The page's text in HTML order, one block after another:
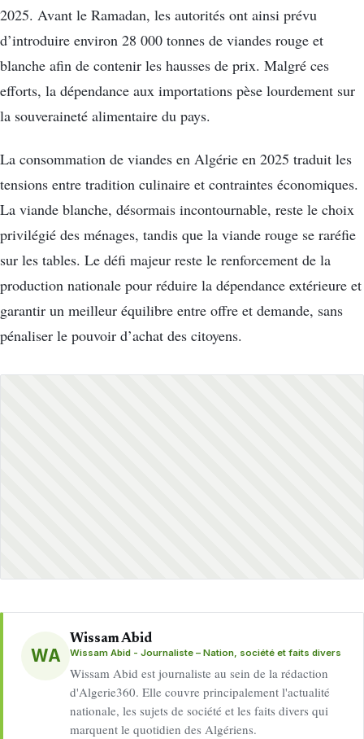
2025. Avant le Ramadan, les autorités ont ainsi prévu
d’introduire environ 28 000 tonnes de viandes rouge et
blanche afin de contenir les hausses de prix. Malgré ces
efforts, la dépendance aux importations pèse lourdement sur
la souveraineté alimentaire du pays.
La consommation de viandes en Algérie en 2025 traduit les
tensions entre tradition culinaire et contraintes économiques.
La viande blanche, désormais incontournable, reste le choix
privilégié des ménages, tandis que la viande rouge se raréfie
sur les tables. Le défi majeur reste le renforcement de la
production nationale pour réduire la dépendance extérieure et
garantir un meilleur équilibre entre offre et demande, sans
pénaliser le pouvoir d’achat des citoyens.
WA
Wissam Abid
Wissam Abid - Journaliste – Nation, société et faits divers
Wissam Abid est journaliste au sein de la rédaction
d'Algerie360. Elle couvre principalement l'actualité
nationale, les sujets de société et les faits divers qui
marquent le quotidien des Algériens.